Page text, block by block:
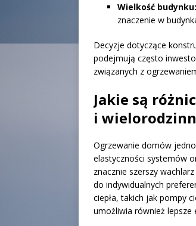
Wielkość budynku:
znaczenie w
Decyzje dotyczące
podejmują często
związanych z
Jakie są
i
Ogrzewanie domów
elastyczności systemów
znacznie szerszy
do indywidualnych
ciepła, takich jak pompy
umożliwia również lepsze